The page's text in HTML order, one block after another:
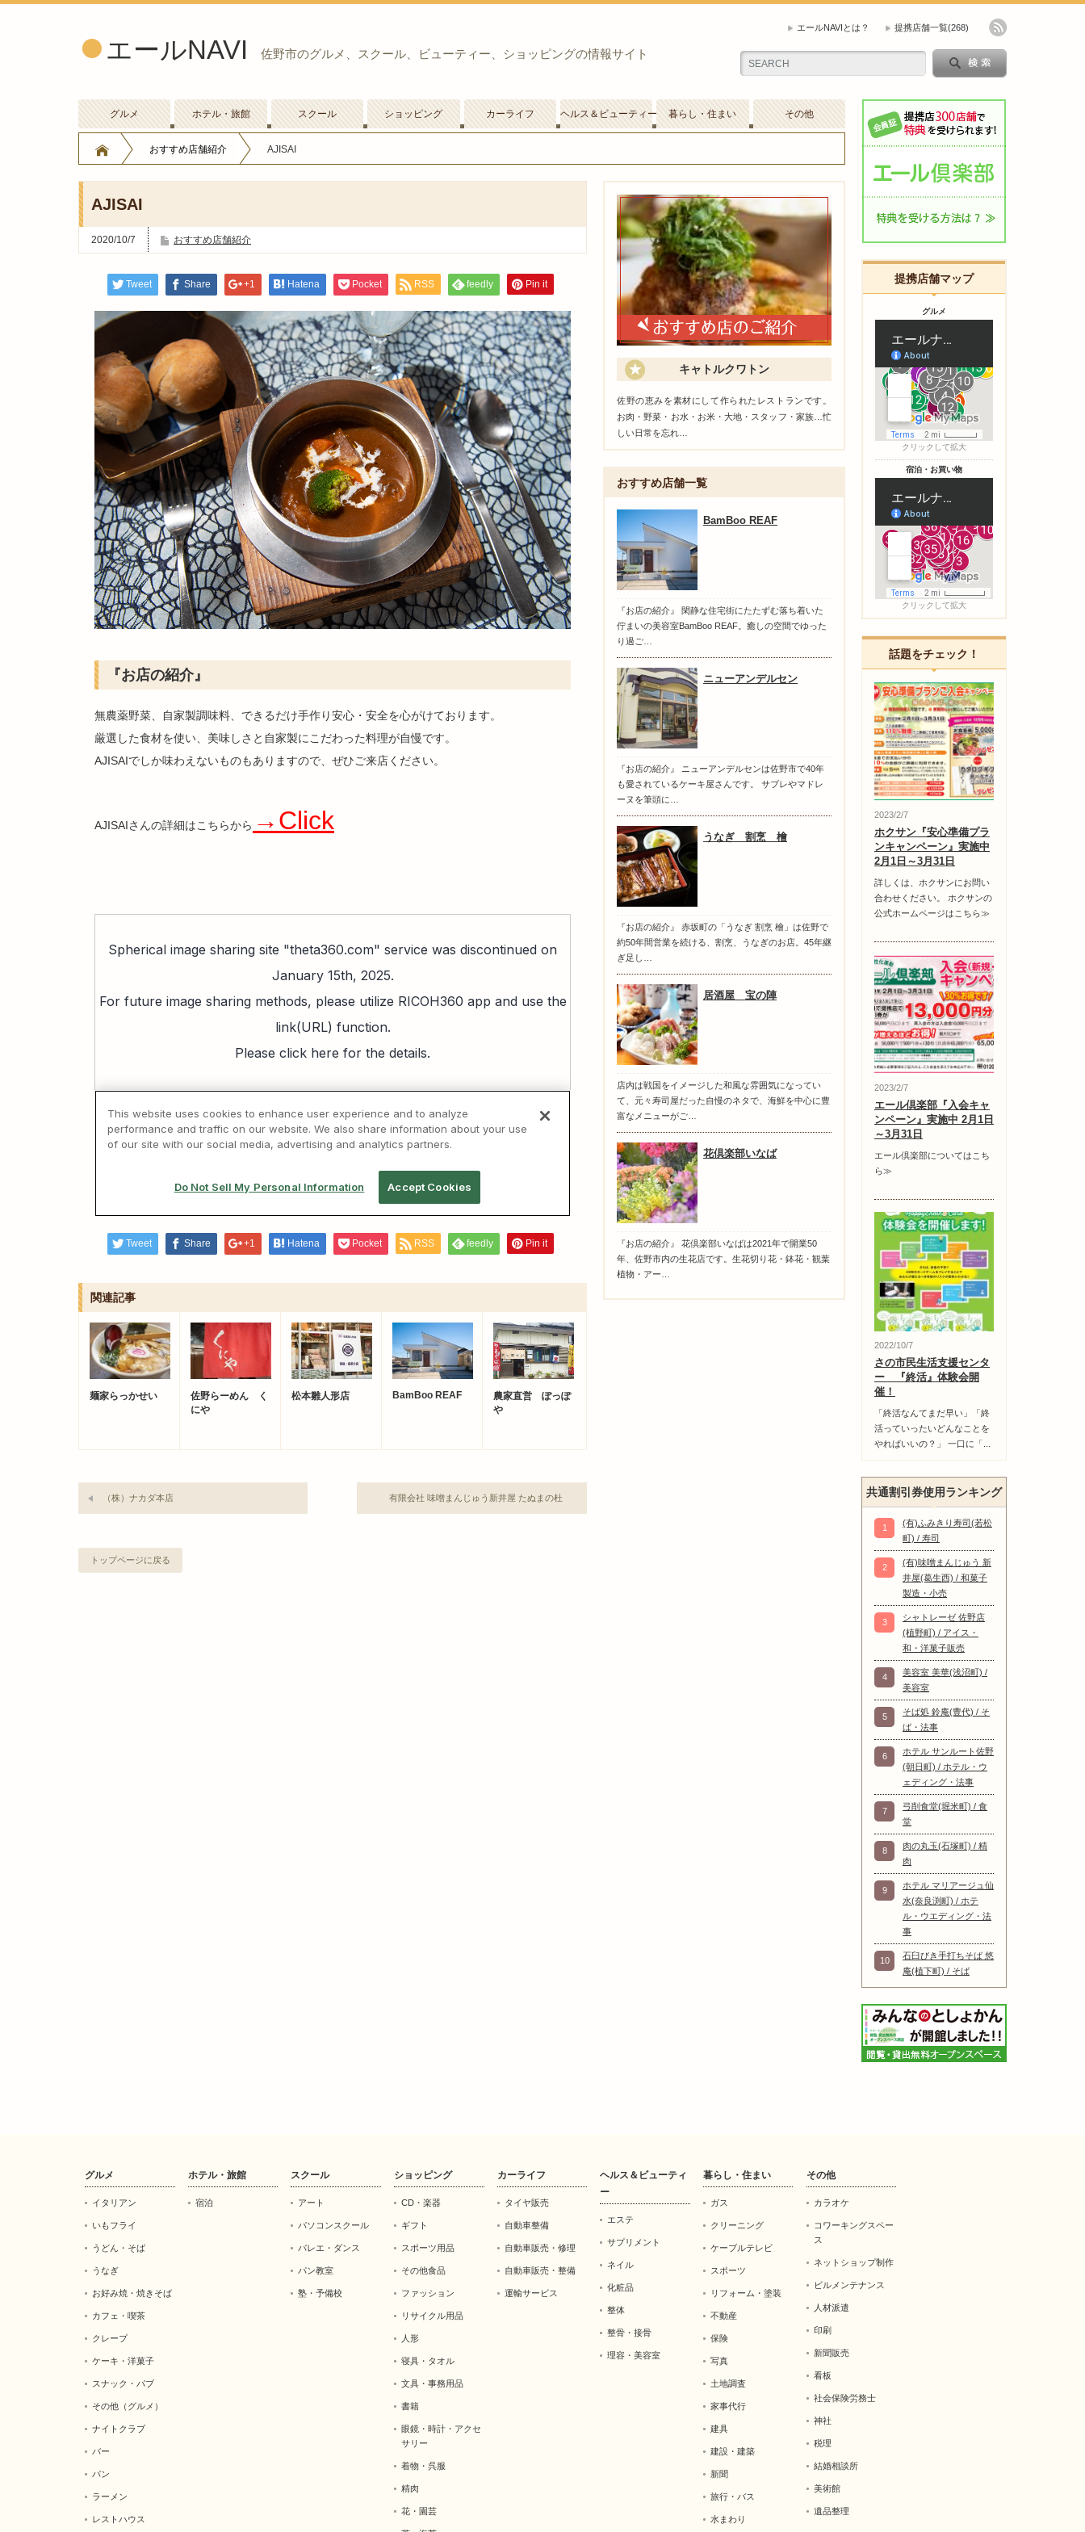
エールNAVI 佐野市のグルメ、スクール、ビューティー、ショッピングの情報サイト
エールNAVIとは？ 提携店舗一覧(268)
グルメ ホテル・旅館 スクール ショッピング カーライフ ヘルス＆ビューティー 暮らし・住まい その他
おすすめ店舗紹介 AJISAI
AJISAI
2020/10/7 おすすめ店舗紹介
Tweet Share +1 Hatena Pocket RSS feedly Pin it
『お店の紹介』
無農薬野菜、自家製調味料、できるだけ手作り安心・安全を心がけております。
厳選した食材を使い、美味しさと自家製にこだわった料理が自慢です。
AJISAIでしか味わえないものもありますので、ぜひご来店ください。
AJISAIさんの詳細はこちらから →Click
Tweet Share +1 Hatena Pocket RSS feedly Pin it
関連記事
麺家らっかせい
佐野らーめん く
にや
松本雛人形店 BamBoo REAF
農家直営 ぽっぽ
や
（株）ナカダ本店 有限会社 味噌まんじゅう新井屋 たぬまの杜
トップページに戻る
キャトルクワトン
佐野の恵みを素材にして作られたレストランです。
お肉・野菜・お水・お米・大地・スタッフ・家族…忙
しい日常を忘れ…
おすすめ店舗一覧
BamBoo REAF
『お店の紹介』 閑静な住宅街にたたずむ落ち着いた
佇まいの美容室BamBoo REAF。癒しの空間でゆった
り過ご…
ニューアンデルセン
『お店の紹介』 ニューアンデルセンは佐野市で40年
も愛されているケーキ屋さんです。 サブレやマドレ
ーヌを筆頭に…
うなぎ 割烹 檜
『お店の紹介』 赤坂町の「うなぎ 割烹 檜」は佐野で
約50年間営業を続ける、割烹、うなぎのお店。45年継
ぎ足し…
居酒屋 宝の陣
店内は戦国をイメージした和風な雰囲気になってい
て、元々寿司屋だった自慢のネタで、海鮮を中心に豊
富なメニューがご…
花倶楽部いなば
『お店の紹介』 花倶楽部いなばは2021年で開業50
年、佐野市内の生花店です。生花切り花・鉢花・観葉
植物・アー…
提携店舗マップ
グルメ
クリックして拡大
宿泊・お買い物
クリックして拡大
話題をチェック！
2023/2/7
ホクサン『安心準備プラ
ンキャンペーン』実施中
2月1日～3月31日
詳しくは、ホクサンにお問い
合わせください。 ホクサンの
公式ホームページはこちら≫
2023/2/7
エール倶楽部『入会キャ
ンペーン』実施中 2月1日
～3月31日
エール倶楽部についてはこち
ら≫
2022/10/7
さの市民生活支援センタ
ー 『終活』体験会開
催！
「終活なんてまだ早い」「終
活っていったいどんなことを
やればいいの？」 一口に「...
共通割引券使用ランキング
1
(有)ふみきり寿司(若松
町) / 寿司
2
(有)味噌まんじゅう 新
井屋(葛生西) / 和菓子
製造・小売
3
シャトレーゼ 佐野店
(植野町) / アイス・
和・洋菓子販売
4
美容室 美華(浅沼町) /
美容室
5
そば処 鈴庵(豊代) / そ
ば・法事
6
ホテル サンルート佐野
(朝日町) / ホテル・ウ
ェディング・法事
7
弓削食堂(堀米町) / 食
堂
8
肉の丸玉(石塚町) / 精
肉
9
ホテル マリアージュ仙
水(奈良渕町) / ホテ
ル・ウエディング・法
事
10
石臼びき手打ちそば 悠
庵(植下町) / そば
グルメ
イタリアン
いもフライ
うどん・そば
うなぎ
お好み焼・焼きそば
カフェ・喫茶
クレープ
ケーキ・洋菓子
スナック・パブ
その他（グルメ）
ナイトクラブ
バー
パン
ラーメン
レストハウス
ホテル・旅館
宿泊
スクール
アート
パソコンスクール
バレエ・ダンス
パン教室
塾・予備校
ショッピング
CD・楽器
ギフト
スポーツ用品
その他食品
ファッション
リサイクル用品
人形
寝具・タオル
文具・事務用品
書籍
眼鏡・時計・アクセ
サリー
着物・呉服
精肉
花・園芸
カーライフ
タイヤ販売
自動車整備
自動車販売・修理
自動車販売・整備
運輸サービス
ヘルス＆ビューティ
ー
エステ
サプリメント
ネイル
化粧品
整体
整骨・接骨
理容・美容室
暮らし・住まい
ガス
クリーニング
ケーブルテレビ
スポーツ
リフォーム・塗装
不動産
保険
写真
土地調査
家事代行
建具
建設・建築
新聞
旅行・バス
水まわり
その他
カラオケ
コワーキングスペー
ス
ネットショップ制作
ビルメンテナンス
人材派遣
印刷
新聞販売
看板
社会保険労務士
神社
税理
結婚相談所
美術館
遺品整理